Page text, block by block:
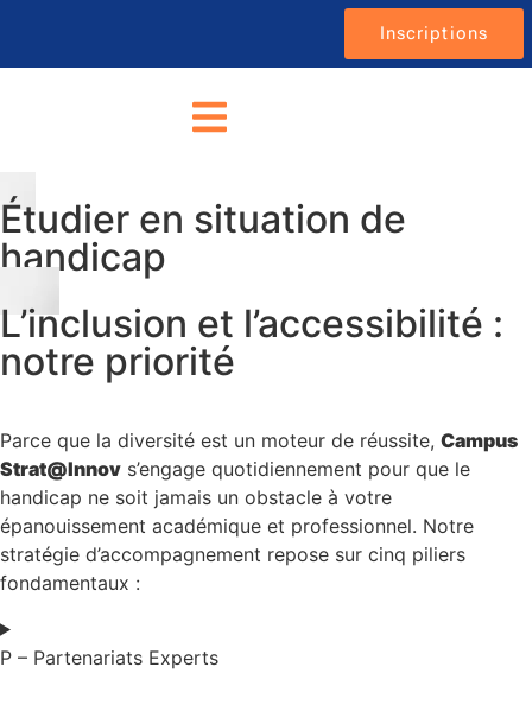
Inscriptions
Étudier en situation de
handicap
L’inclusion et l’accessibilité :
notre priorité
Parce que la diversité est un moteur de réussite, Campus
Strat@Innov s’engage quotidiennement pour que le
handicap ne soit jamais un obstacle à votre
épanouissement académique et professionnel. Notre
stratégie d’accompagnement repose sur cinq piliers
fondamentaux :
P – Partenariats Experts